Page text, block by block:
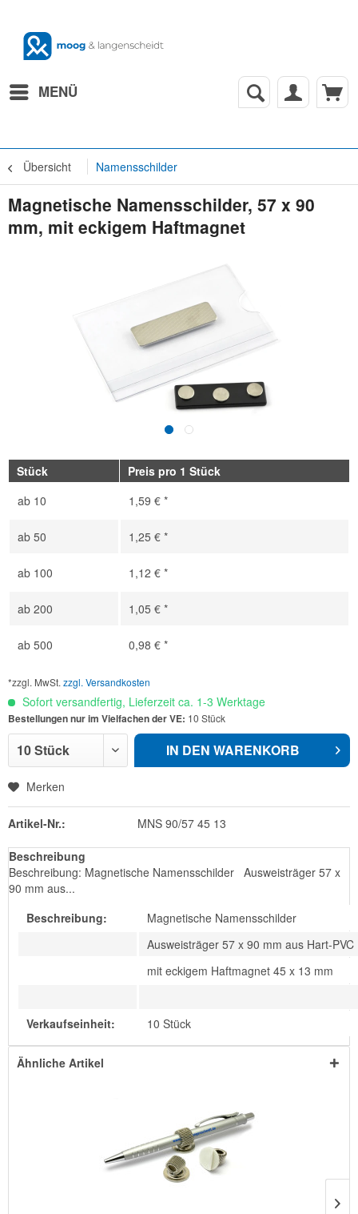
MENÜ
Übersicht Namensschilder
Magnetische Namensschilder, 57 x 90
mm, mit eckigem Haftmagnet
Stück
Preis pro 1 Stück
ab 10 1,59 € *
ab 50 1,25 € *
ab 100 1,12 € *
ab 200 1,05 € *
ab 500 0,98 € *
*zzgl. MwSt. zzgl. Versandkosten
Sofort versandfertig, Lieferzeit ca. 1-3 Werktage
Bestellungen nur im Vielfachen der VE: 10 Stück
IN DEN WARENKORB
Merken
Artikel-Nr.: MNS 90/57 45 13
Beschreibung
Beschreibung: Magnetische Namensschilder Ausweisträger 57 x
90 mm aus...
Beschreibung:
Magnetische Namensschilder
Ausweisträger 57 x 90 mm aus Hart-PVC
mit eckigem Haftmagnet 45 x 13 mm
Verkaufseinheit: 10 Stück
Ähnliche Artikel